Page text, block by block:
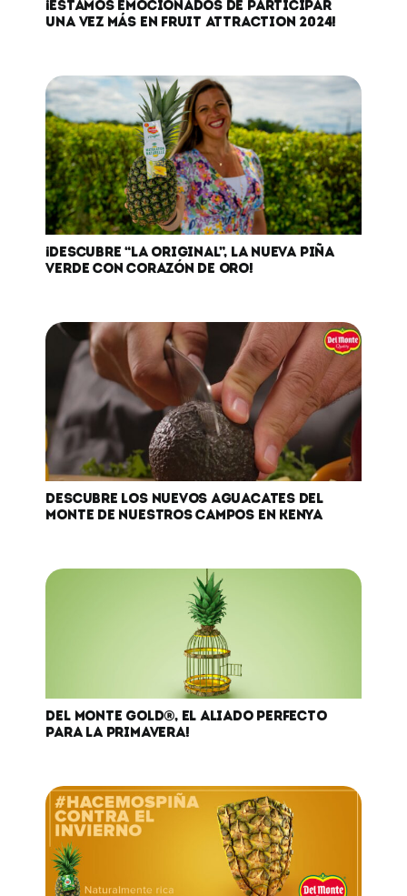
¡ESTAMOS EMOCIONADOS DE PARTICIPAR
UNA VEZ MÁS EN FRUIT ATTRACTION 2024!
¡DESCUBRE “LA ORIGINAL”, LA NUEVA PIÑA
VERDE CON CORAZÓN DE ORO!
DESCUBRE LOS NUEVOS AGUACATES DEL
MONTE DE NUESTROS CAMPOS EN KENYA
DEL MONTE GOLD®, EL ALIADO PERFECTO
PARA LA PRIMAVERA!